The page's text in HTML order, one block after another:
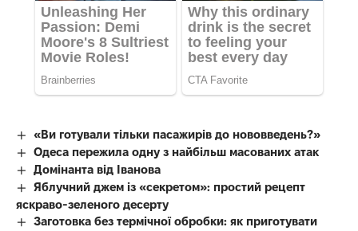
«Ви готували тільки пасажирів до нововведень?»
Одеса пережила одну з найбільш масованих атак
Домінанта від Іванова
Яблучний джем із «секретом»: простий рецепт
яскраво-зеленого десерту
Заготовка без термічної обробки: як приготувати